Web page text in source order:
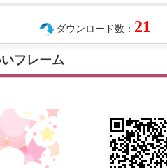
ダウンロード数： 21
フレーム